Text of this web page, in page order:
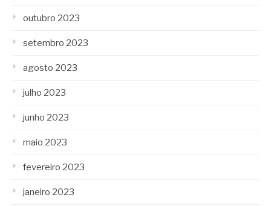
outubro 2023
setembro 2023
agosto 2023
julho 2023
junho 2023
maio 2023
fevereiro 2023
janeiro 2023